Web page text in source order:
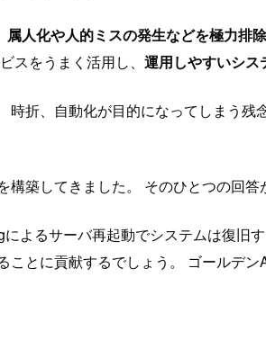
人化や人的ミスの発生などを極力排
スをうまく活用し、 運用しやすいシス
時折、自動化が目的になってしまう
築してきました。 そのひとつの回
よるサーバ再起動でシステムは復旧
とに貢献するでしょう。 ゴールデ